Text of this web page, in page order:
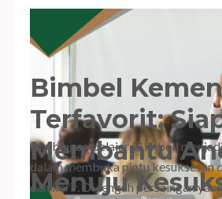
Bimbel
Terfavorit:
Membantu
Menuju
Bimbingan belajar (Bimbel)
dalam membuka pintu kesuksesan
dan karir. Di tengah persaingan